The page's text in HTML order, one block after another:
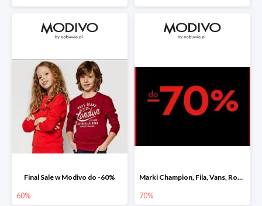
Final Sale w Modivo do -60%
60%
Marki Champion, Fila, Vans, Roxy i Quiksilver w Modivo do -70%
70%